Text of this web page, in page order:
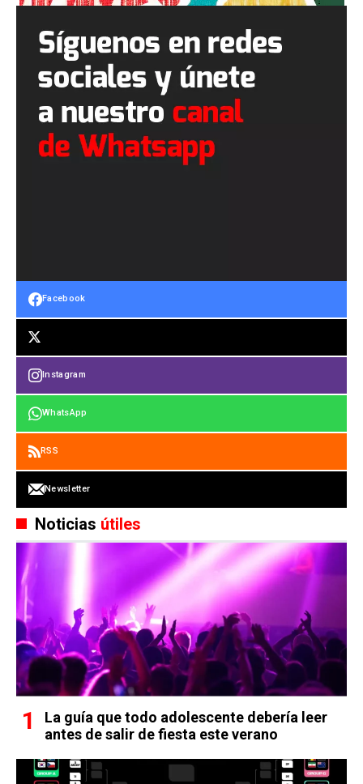
Facebook
Instagram
WhatsApp
RSS
Newsletter
Noticias útiles
La guía que todo adolescente debería leer
antes de salir de fiesta este verano